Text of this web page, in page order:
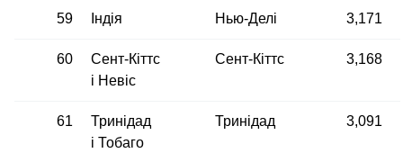
59 Індія Нью-Делі 3,171
60
Сент-Кіттс
і Невіс
Сент-Кіттс 3,168
61
Тринідад
і Тобаго
Тринідад 3,091